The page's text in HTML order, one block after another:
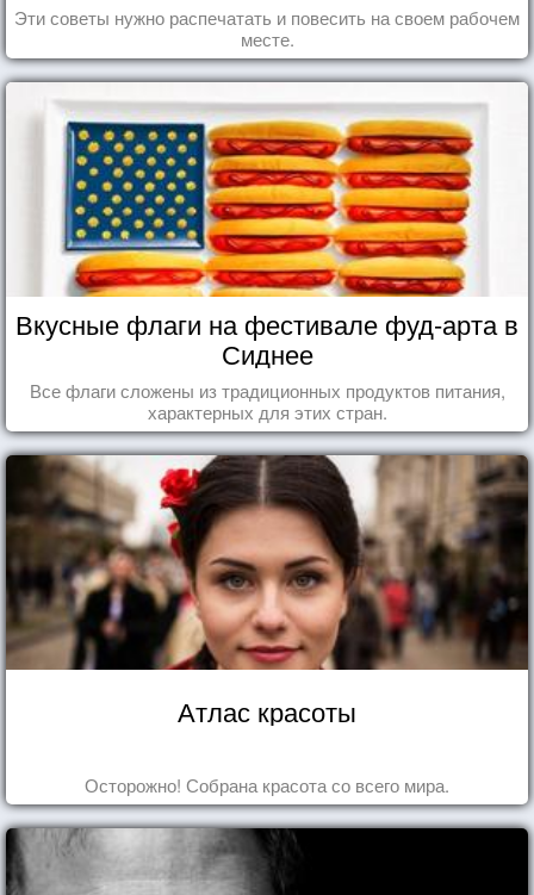
Эти советы нужно распечатать и повесить на своем рабочем
месте.
Вкусные флаги на фестивале фуд-арта в
Сиднее
Все флаги сложены из традиционных продуктов питания,
характерных для этих стран.
Атлас красоты
Осторожно! Собрана красота со всего мира.